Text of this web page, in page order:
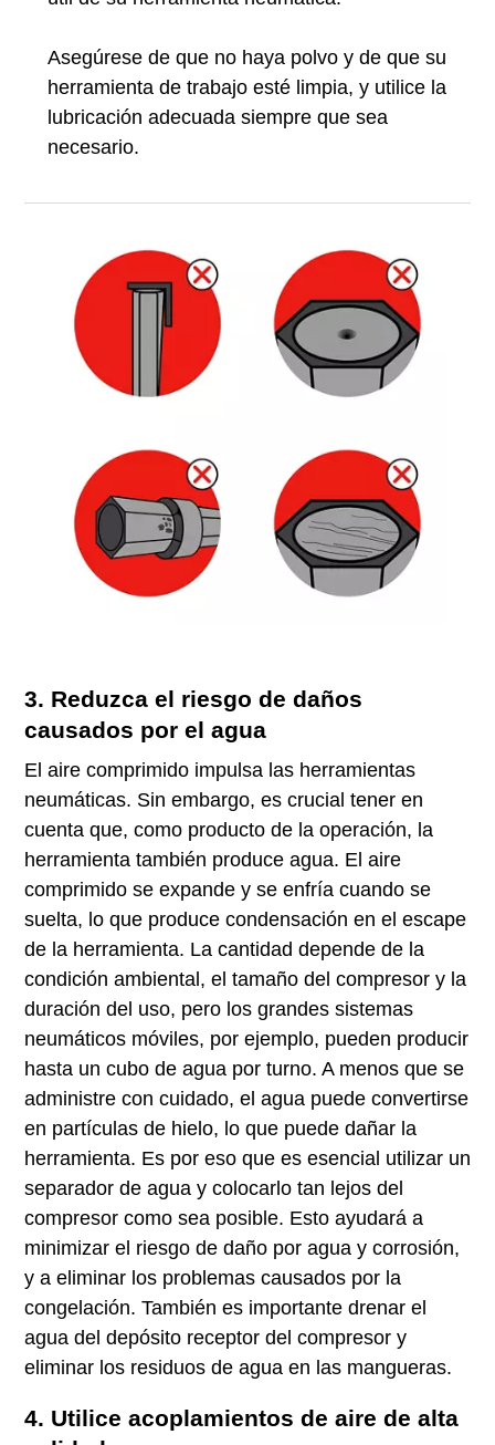
Asegúrese de que no haya polvo y de que su
herramienta de trabajo esté limpia, y utilice la
lubricación adecuada siempre que sea
necesario.
3. Reduzca el riesgo de daños
causados por el agua
El aire comprimido impulsa las herramientas
neumáticas. Sin embargo, es crucial tener en
cuenta que, como producto de la operación, la
herramienta también produce agua. El aire
comprimido se expande y se enfría cuando se
suelta, lo que produce condensación en el escape
de la herramienta. La cantidad depende de la
condición ambiental, el tamaño del compresor y la
duración del uso, pero los grandes sistemas
neumáticos móviles, por ejemplo, pueden producir
hasta un cubo de agua por turno. A menos que se
administre con cuidado, el agua puede convertirse
en partículas de hielo, lo que puede dañar la
herramienta. Es por eso que es esencial utilizar un
separador de agua y colocarlo tan lejos del
compresor como sea posible. Esto ayudará a
minimizar el riesgo de daño por agua y corrosión,
y a eliminar los problemas causados por la
congelación. También es importante drenar el
agua del depósito receptor del compresor y
eliminar los residuos de agua en las mangueras.
4. Utilice acoplamientos de aire de alta